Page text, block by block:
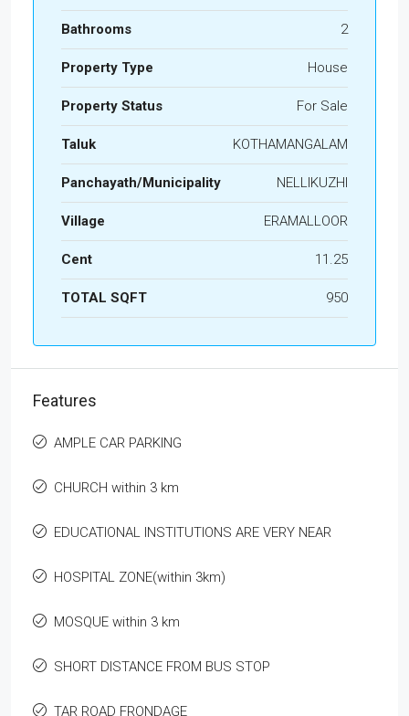
Bathrooms 2
Property Type House
Property Status For Sale
Taluk KOTHAMANGALAM
Panchayath/Municipality NELLIKUZHI
Village ERAMALLOOR
Cent 11.25
TOTAL SQFT 950
Features
AMPLE CAR PARKING
CHURCH within 3 km
EDUCATIONAL INSTITUTIONS ARE VERY NEAR
HOSPITAL ZONE(within 3km)
MOSQUE within 3 km
SHORT DISTANCE FROM BUS STOP
TAR ROAD FRONDAGE